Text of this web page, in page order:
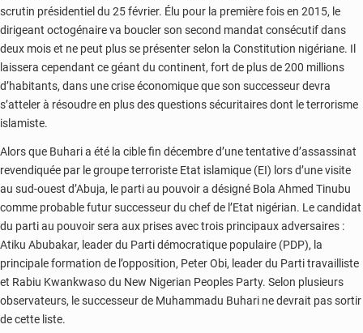
scrutin présidentiel du 25 février. Élu pour la première fois en 2015, le
dirigeant octogénaire va boucler son second mandat consécutif dans
deux mois et ne peut plus se présenter selon la Constitution nigériane. Il
laissera cependant ce géant du continent, fort de plus de 200 millions
d’habitants, dans une crise économique que son successeur devra
s’atteler à résoudre en plus des questions sécuritaires dont le terrorisme
islamiste.
Alors que Buhari a été la cible fin décembre d’une tentative d’assassinat
revendiquée par le groupe terroriste Etat islamique (EI) lors d’une visite
au sud-ouest d’Abuja, le parti au pouvoir a désigné Bola Ahmed Tinubu
comme probable futur successeur du chef de l’Etat nigérian. Le candidat
du parti au pouvoir sera aux prises avec trois principaux adversaires :
Atiku Abubakar, leader du Parti démocratique populaire (PDP), la
principale formation de l’opposition, Peter Obi, leader du Parti travailliste
et Rabiu Kwankwaso du New Nigerian Peoples Party. Selon plusieurs
observateurs, le successeur de Muhammadu Buhari ne devrait pas sortir
de cette liste.